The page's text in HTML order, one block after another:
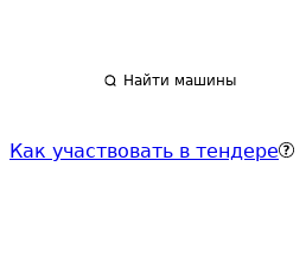
Найти машины
Как участвовать в тендере